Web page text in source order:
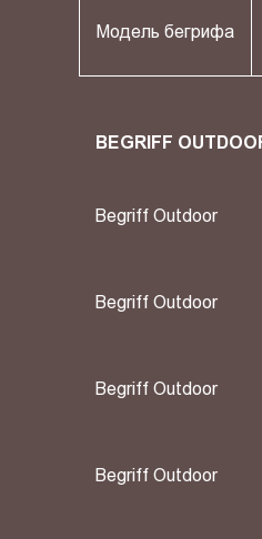
Модель бегрифа
BEGRIFF
Begriff Outdoor
Begriff Outdoor
Begriff Outdoor
Begriff Outdoor